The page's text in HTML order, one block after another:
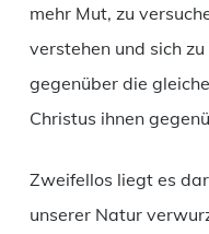
mehr Mut, zu
verstehen und sich
gegenüber die
Christus ihnen
Zweifellos liegt es
unserer Natur